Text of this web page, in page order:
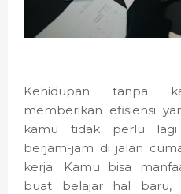
Kehidupan tanpa
memberikan efisiensi
kamu tidak perlu lagi
berjam-jam di jalan
kerja. Kamu bisa
buat belajar hal baru,